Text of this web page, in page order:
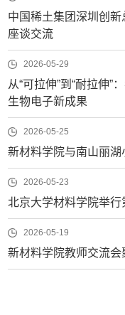
中国稀土集团深圳创
座谈交流
2026-05-29
从“可拉伸”到“耐拉伸
生物电子新成果
2026-05-25
新材料学院与南山丽
2026-05-23
北京大学材料学院举行
2026-05-19
新材料学院教师交流